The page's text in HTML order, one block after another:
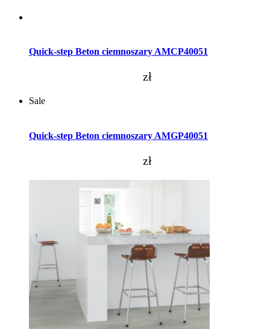
Quick-step Beton ciemnoszary AMCP40051
zł
Sale
Quick-step Beton ciemnoszary AMGP40051
zł